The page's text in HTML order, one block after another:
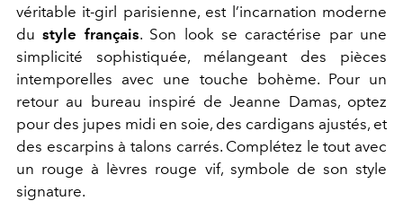
véritable it-girl parisienne, est l’incarnation moderne
du style français. Son look se caractérise par une
simplicité sophistiquée, mélangeant des pièces
intemporelles avec une touche bohème. Pour un
retour au bureau inspiré de Jeanne Damas, optez
pour des jupes midi en soie, des cardigans ajustés, et
des escarpins à talons carrés. Complétez le tout avec
un rouge à lèvres rouge vif, symbole de son style
signature.